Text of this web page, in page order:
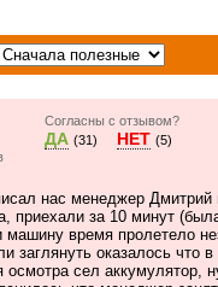
Согласны с отзывом?
ДА (31) НЕТ (5)
нас менеджер Дмитрий
приехали за 10 минут
машину время пролетело
заглянуть оказалось что
осмотра сел аккумулятор,